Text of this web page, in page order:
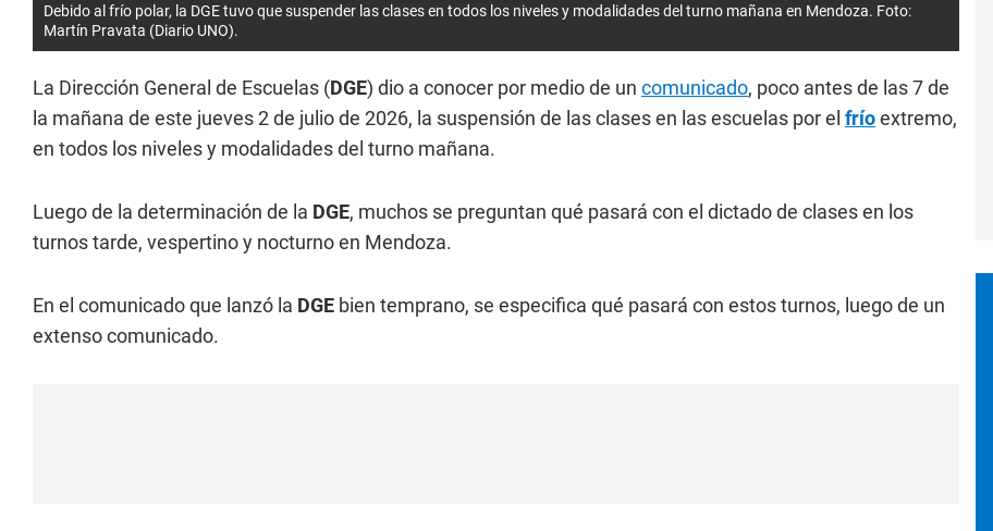
Debido al frío polar, la DGE tuvo que suspender las clases en todos los niveles y modalidades del turno mañana en Mendoza. Foto:
Martín Pravata (Diario UNO).
La Dirección General de Escuelas (DGE) dio a conocer por medio de un comunicado, poco antes de las 7 de
la mañana de este jueves 2 de julio de 2026, la suspensión de las clases en las escuelas por el fríoextremo,
en todos los niveles y modalidades del turno mañana.
Luego de la determinación de la DGE, muchos se preguntan qué pasará con el dictado de clases en los
turnos tarde, vespertino y nocturno en Mendoza.
En el comunicado que lanzó la DGE bien temprano, se especifica qué pasará con estos turnos, luego de un
extenso comunicado.